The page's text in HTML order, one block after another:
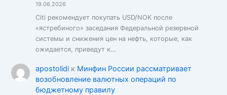
19.06.2026
Citi рекомендует покупать USD/NOK после
«ястребиного» заседания Федеральной резервной
системы и снижения цен на нефть, которые, как
ожидается, приведут к…
apostolidiк Минфин России рассматривает
возобновление валютных операций по
бюджетному правилу